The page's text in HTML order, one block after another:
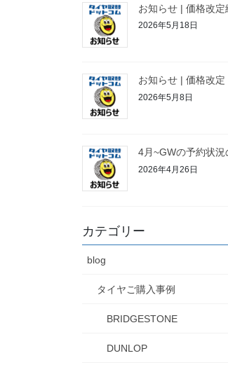
お知らせ | 価格改定
2026年5月18日
お知らせ | 価格改定
2026年5月8日
4月~GWの予約状況
2026年4月26日
カテゴリー
blog
タイヤご購入事例
BRIDGESTONE
DUNLOP